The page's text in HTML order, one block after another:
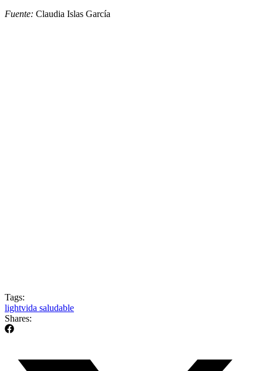
Fuente: Claudia Islas García
Tags:
lightvida saludable
Shares: